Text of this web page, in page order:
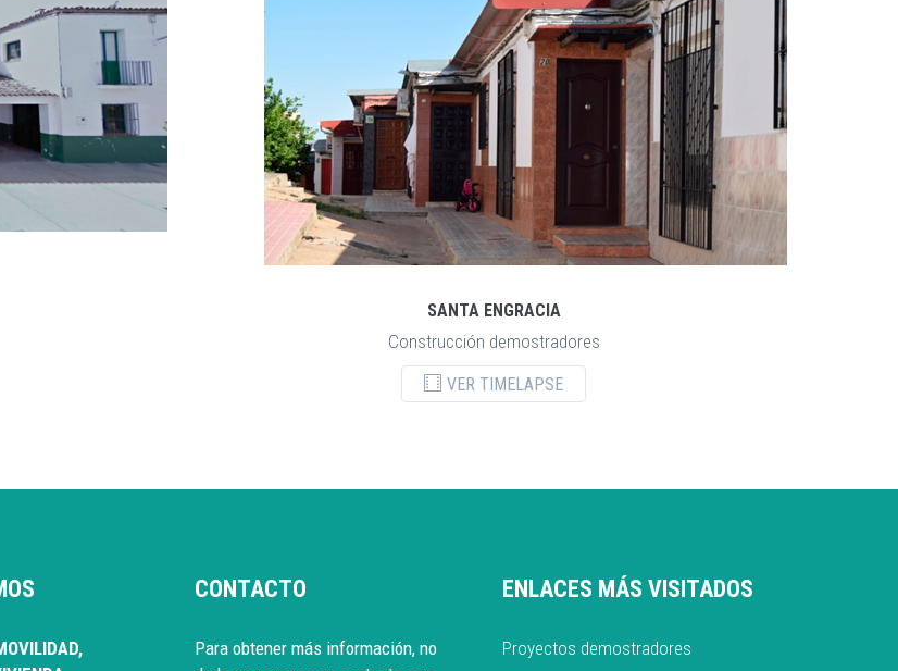
SANTA ENGRACIA
Construcción demostradores
VER TIMELAPSE
CONTACTO
Para obtener más información, no
ENLACES MÁS VISITADOS
Proyectos demostradores